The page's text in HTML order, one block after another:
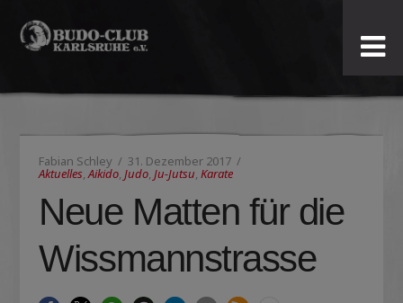
Budo-
Club
Karlsruhe
e.V.
Fabian Schley 31. Dezember 2017
Aktuelles,Aikido,Judo,Ju-Jutsu,Karate
Neue Matten für die
Wissmannstrasse